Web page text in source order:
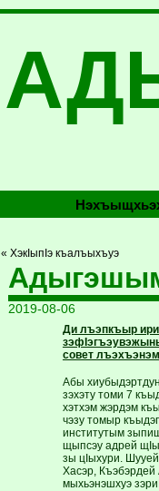
« ХэкIыпIэ къалъыхъуэ
2019-08-06
Ди лъэпкъыр
совет
Абы
зэхэту томи 7
хэтхэм жэрдэм
чэзу томыр
институтым
щыпсэу адрей
зы цIыхури.
Хасэр,
мыхьэнэшхуэ